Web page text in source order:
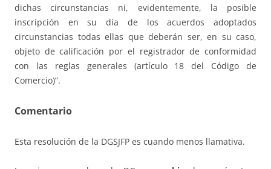
dichas circunstancias ni, evidentemente, la posible
inscripción en su día de los acuerdos adoptados
circunstancias todas ellas que deberán ser, en su caso,
objeto de calificación por el registrador de conformidad
con las reglas generales (artículo 18 del Código de
Comercio)”.
Comentario
Esta resolución de la DGSJFP es cuando menos llamativa.